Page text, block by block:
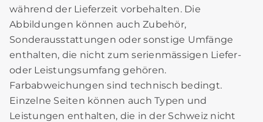
während der Lieferzeit vorbehalten. Die
Abbildungen können auch Zubehör,
Sonderausstattungen oder sonstige Umfänge
enthalten, die nicht zum serienmässigen Liefer-
oder Leistungsumfang gehören.
Farbabweichungen sind technisch bedingt.
Einzelne Seiten können auch Typen und
Leistungen enthalten, die in der Schweiz nicht